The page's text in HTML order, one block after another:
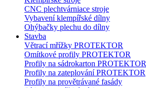
CNC plechtvárniace stroje
Vybavení klempířské dílny
Ohýbačky plechu do dílny
Stavba
Větrací mřížky PROTEKTOR
Omítkové profily PROTEKTOR
Profily na sádrokarton PROTEKTOR
Profily na zateplování PROTEKTOR
Profily na provětrávané fasády